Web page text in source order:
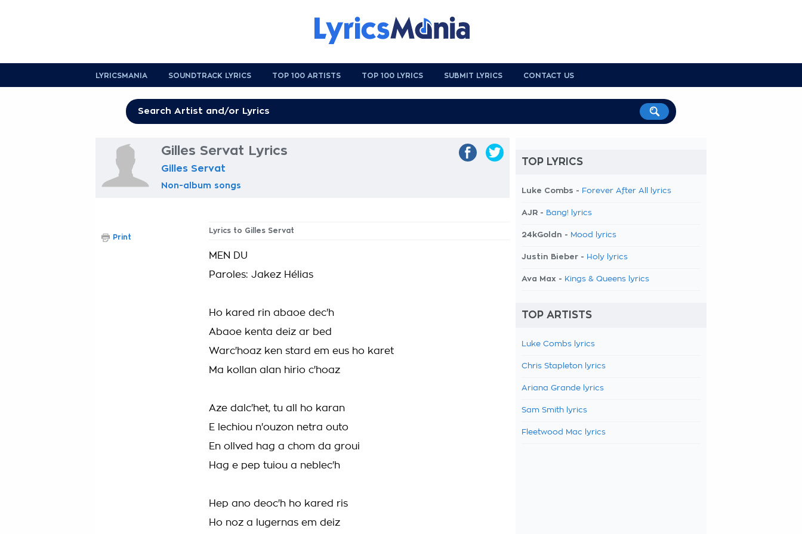
LYRICSMANIA SOUNDTRACK LYRICS TOP 100 ARTISTS TOP 100 LYRICS SUBMIT LYRICS CONTACT US
Gilles Servat Lyrics
Gilles Servat
Non-album songs
Lyrics to Gilles Servat
MEN DU
Paroles: Jakez Hélias
Ho kared rin abaoe dec'h
Abaoe kenta deiz ar bed
Warc'hoaz ken stard em eus ho karet
Ma kollan alan hirio c'hoaz
Aze dalc'het, tu all ho karan
E lechiou n'ouzon netra outo
En ollved hag a chom da groui
Hag e pep tuiou a neblec'h
Hep ano deoc'h ho kared ris
Ho noz a lugernas em deiz
Print
TOP LYRICS
Luke Combs - Forever After All lyrics
AJR - Bang! lyrics
24kGoldn - Mood lyrics
Justin Bieber - Holy lyrics
Ava Max - Kings & Queens lyrics
TOP ARTISTS
Luke Combs lyrics
Chris Stapleton lyrics
Ariana Grande lyrics
Sam Smith lyrics
Fleetwood Mac lyrics